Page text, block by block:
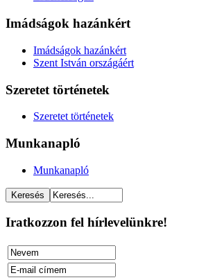
Imádságok hazánkért
Imádságok hazánkért
Szent István országáért
Szeretet történetek
Szeretet történetek
Munkanapló
Munkanapló
Iratkozzon fel hírlevelünkre!